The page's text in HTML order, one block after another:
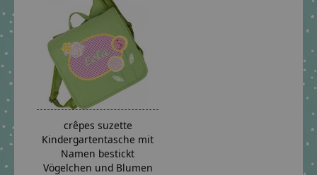
crêpes suzette
Kindergartentasche mit
Namen bestickt
Vögelchen und Blumen